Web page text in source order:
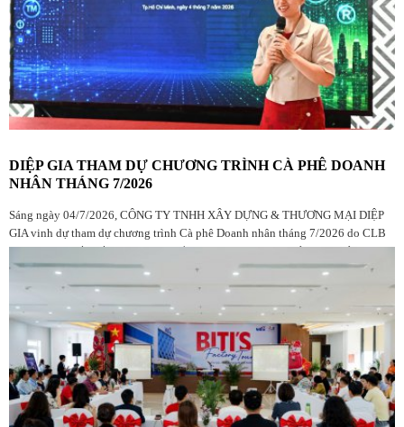
DIỆP GIA THAM DỰ CHƯƠNG TRÌNH CÀ PHÊ DOANH
NHÂN THÁNG 7/2026
Sáng ngày 04/7/2026, CÔNG TY TNHH XÂY DỰNG & THƯƠNG MẠI DIỆP
GIA vinh dự tham dự chương trình Cà phê Doanh nhân tháng 7/2026 do CLB
viên, doanh nghiệp và khách mời.